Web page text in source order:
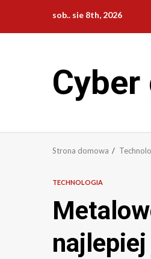
treści
sob.. sie 8th, 2026
Strona domowa
TECHNOLOGIA